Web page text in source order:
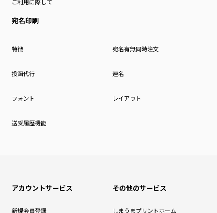
ご利用に際して
宛名印刷
特徴 宛名有無同時注文
投函代行 連名
フォント レイアウト
送受履歴機能
アカウントサービス
新規会員登録
その他のサービス
しまうまプリントホーム